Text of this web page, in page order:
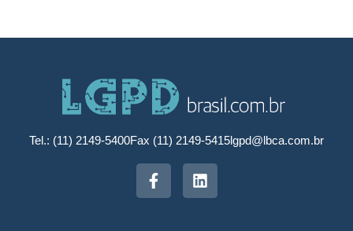
Tel.: (11) 2149-5400Fax (11) 2149-5415lgpd@lbca.com.br